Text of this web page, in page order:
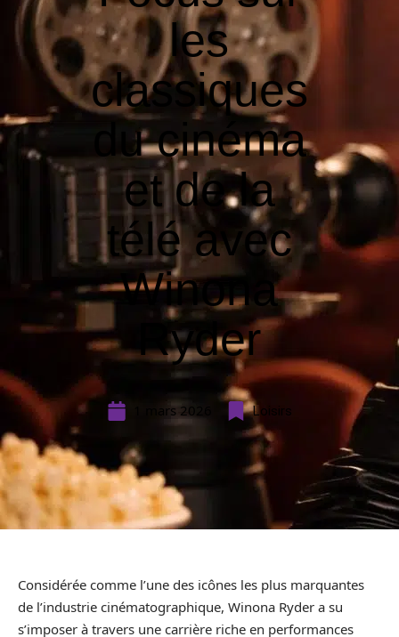
les
classiques
du cinéma
et de la
télé avec
Winona
Ryder
1 mars 2026 Loisirs
Considérée comme l’une des icônes les plus marquantes
de l’industrie cinématographique, Winona Ryder a su
s’imposer à travers une carrière riche en performances